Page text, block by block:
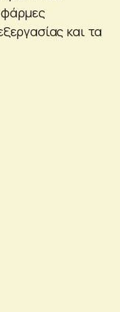
και τα